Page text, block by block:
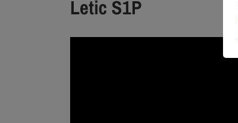
Letic S1P